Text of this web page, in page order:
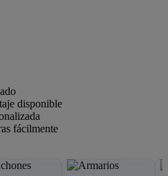
disponible
fácilmente